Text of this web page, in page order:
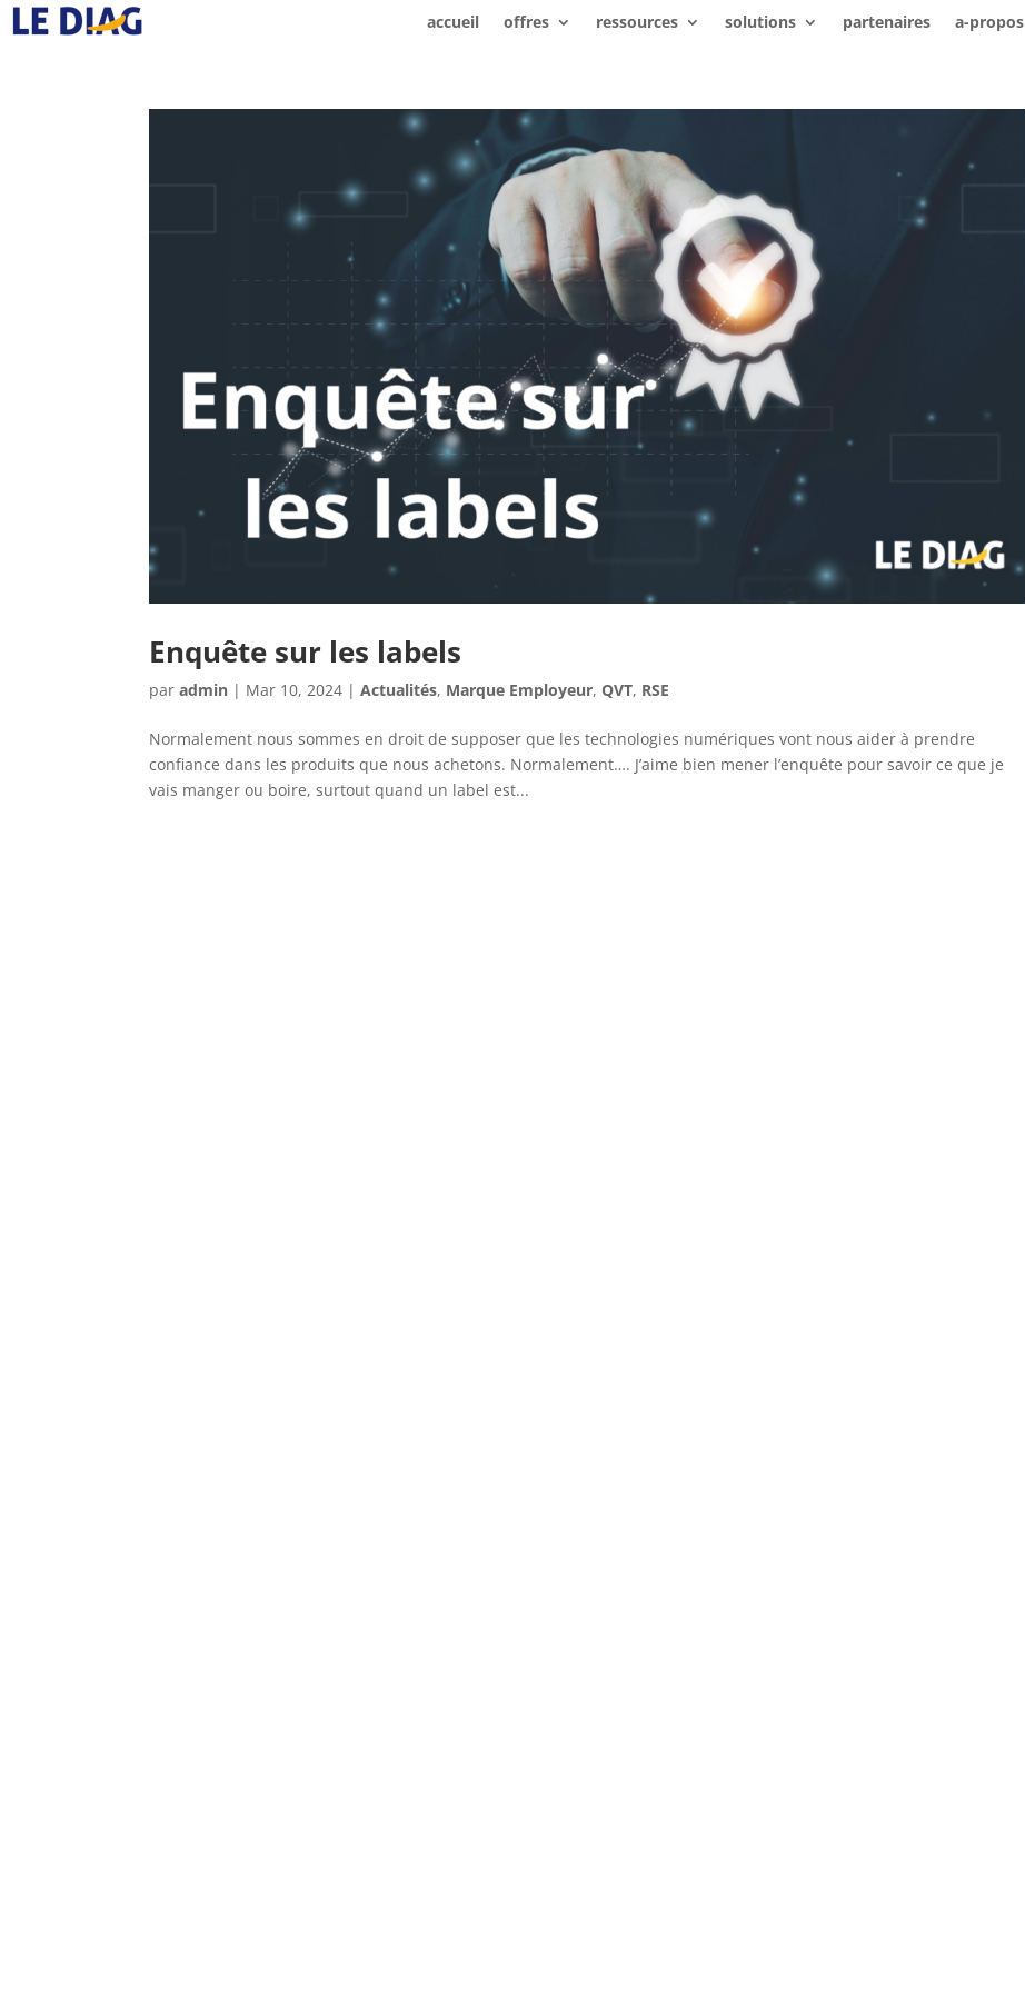
accueil offres ressources solutions partenaires a-propos
Enquête sur les labels
paradmin | Mar 10, 2024 |Actualités, Marque Employeur,QVT, RSE
Normalement nous sommes en droit de supposer que les technologies numériques vont nous aider à prendre
confiance dans les produits que nous achetons. Normalement…. J’aime bien mener l’enquête pour savoir ce que je
vais manger ou boire, surtout quand un label est...